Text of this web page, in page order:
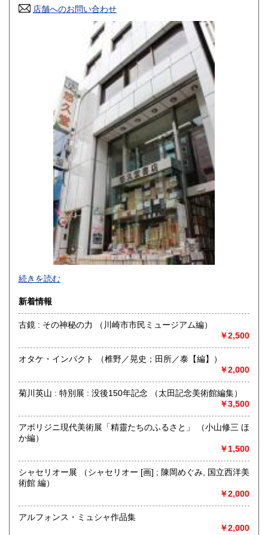
高知県 430円
430円 長崎県
430円 大分県
430円 鹿児島県
430円
店舗へのお問い合わせ
神保町駅から靖国通り沿い右側を駿河台に向けて歩いていき
カーブに差し掛かると白いビルに悠久堂の看板が見えます。
通り沿いのショーケースには中国の美術書や美術全集が各種
店内には山岳書・料理書・書道・美術関係の本など趣味に関
する本が
お探しの本等ございましたら、お気軽にお尋ねください。
常時宅配買取、出張買取、宅配買取も行っておりますので、
お問い合わせください。
沿線名：都営新宿線・三田線 東京メトロ半蔵門線 JR総武線
最寄駅：神保町駅A7出口徒歩3分 御茶ノ水駅徒歩9分
営業時間：平日・祭日共に 11時から18時まで
定休日：日曜定休・年末年始 (休業日:12月28日から1月4日)
書籍の買取について
続きを読む
新着情報
古鏡 : その神秘の力 （川崎市市民ミュージアム編）
￥2,500
オタケ・インパクト （椎野／晃史；田所／泰【編】）
￥2,000
菊川英山 : 特別展 : 没後150年記念 （太田記念美術館編集）
￥3,500
アボリジニ現代美術展「精靈たちのふるさと」 （小山修三 ほ
か編）
￥1,500
シャセリオー展 （シャセリオー [画] ; 陳岡めぐみ, 国立西洋美
術館 編）
￥2,000
アルフォンス・ミュシャ作品集
￥2,000